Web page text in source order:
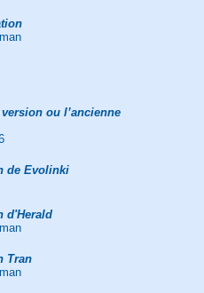
ou l’ancienne
de Evolinki
d'Herald
Tran